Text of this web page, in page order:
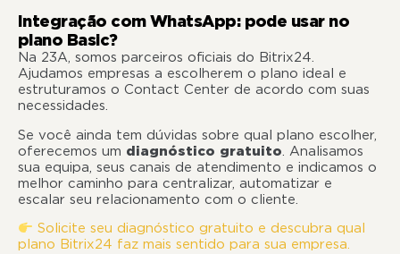
Integração com WhatsApp: pode usar no
plano Basic?
Na 23A, somos parceiros oficiais do Bitrix24.
Ajudamos empresas a escolherem o plano ideal e
estruturamos o Contact Center de acordo com suas
necessidades.
Se você ainda tem dúvidas sobre qual plano escolher,
oferecemos um diagnóstico gratuito. Analisamos
sua equipa, seus canais de atendimento e indicamos o
melhor caminho para centralizar, automatizar e
escalar seu relacionamento com o cliente.
Solicite seu diagnóstico gratuito e descubra qual
plano Bitrix24 faz mais sentido para sua empresa.